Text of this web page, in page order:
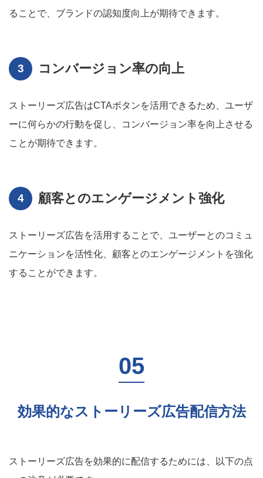
ることで、ブランドの認知度向上が期待できます。
コンバージョン率の向上
ストーリーズ広告はCTAボタンを活用できるため、ユーザ
ーに何らかの行動を促し、コンバージョン率を向上させる
ことが期待できます。
顧客とのエンゲージメント強化
ストーリーズ広告を活用することで、ユーザーとのコミュ
ニケーションを活性化、顧客とのエンゲージメントを強化
することができます。
効果的なストーリーズ広告配信方法
ストーリーズ広告を効果的に配信するためには、以下の点